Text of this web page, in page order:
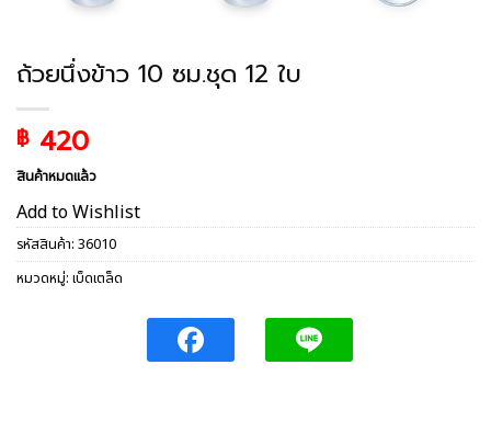
ถ้วยนึ่งข้าว 10 ซม.ชุด 12 ใบ
฿ 420
สินค้าหมดแล้ว
Add to Wishlist
รหัสสินค้า: 36010
หมวดหมู่: เบ็ดเตล็ด